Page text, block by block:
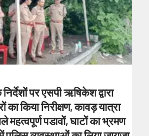
पर एसपी ऋषिकेश द्वारा
का किया निरीक्षण, कावड़ यात्रा
महत्वपूर्ण पडावों, घाटों का भ्रमण